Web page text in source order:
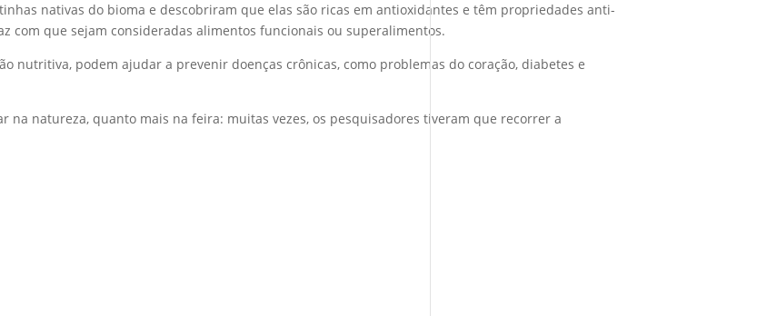
nativas do bioma e descobriram que elas são ricas em antioxidantes e têm propriedades anti-
com que sejam consideradas alimentos funcionais ou superalimentos.
nutritiva, podem ajudar a prevenir doenças crônicas, como problemas do coração, diabetes e
na natureza, quanto mais na feira: muitas vezes, os pesquisadores tiveram que recorrer a